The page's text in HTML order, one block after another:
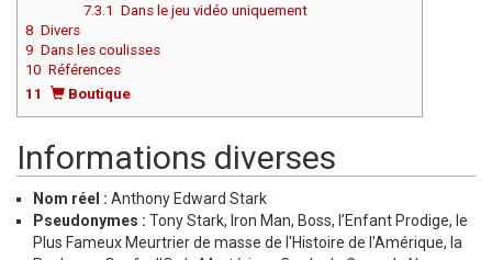
7.3.1
Dans le jeu vidéo uniquement
8 Divers
9 Dans les coulisses
10 Références
11
Boutique
Informations diverses
Nom réel : Anthony Edward Stark
Pseudonymes : Tony Stark, Iron Man, Boss, l’Enfant Prodige, le
Plus Fameux Meurtrier de masse de l'Histoire de l'Amérique, la